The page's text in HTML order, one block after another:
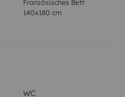
Französisches Bett
140x180 cm
WC